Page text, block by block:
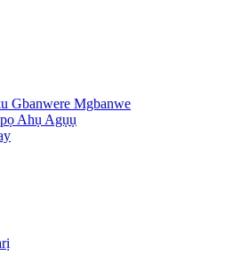
Gbanwere Mgbanwe
Ahụ Agụụ